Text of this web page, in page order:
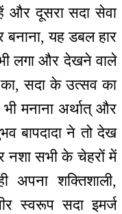
और दूसरा सदा सेवा
बनाना, यह डबल हार
लगा और देखने वाले
सदा के उत्सव का
मनाना अर्थात् और
बापदादा ने तो देख
सभी के चेहरों में
अपना शक्तिशाली,
स्वरूप सदा इमर्ज